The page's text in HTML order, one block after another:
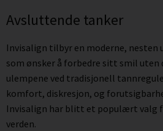
Avsluttende tanker
Invisalign tilbyr en moderne, nesten
som ønsker å forbedre sitt smil uten
ulempene ved tradisjonell
komfort, diskresjon, og
Invisalign har blitt et populært valg
verden.